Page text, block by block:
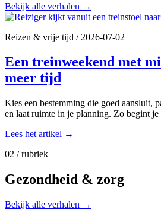
Bekijk alle verhalen →
Reizen & vrije tijd /2026-07-02
Een treinweekend met
meer tijd
Kies een bestemming die goed aansluit,
en laat ruimte in je planning. Zo begint
Lees het artikel →
02 / rubriek
Gezondheid & zorg
Bekijk alle verhalen →